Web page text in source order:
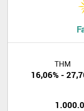
THM
16,06% -